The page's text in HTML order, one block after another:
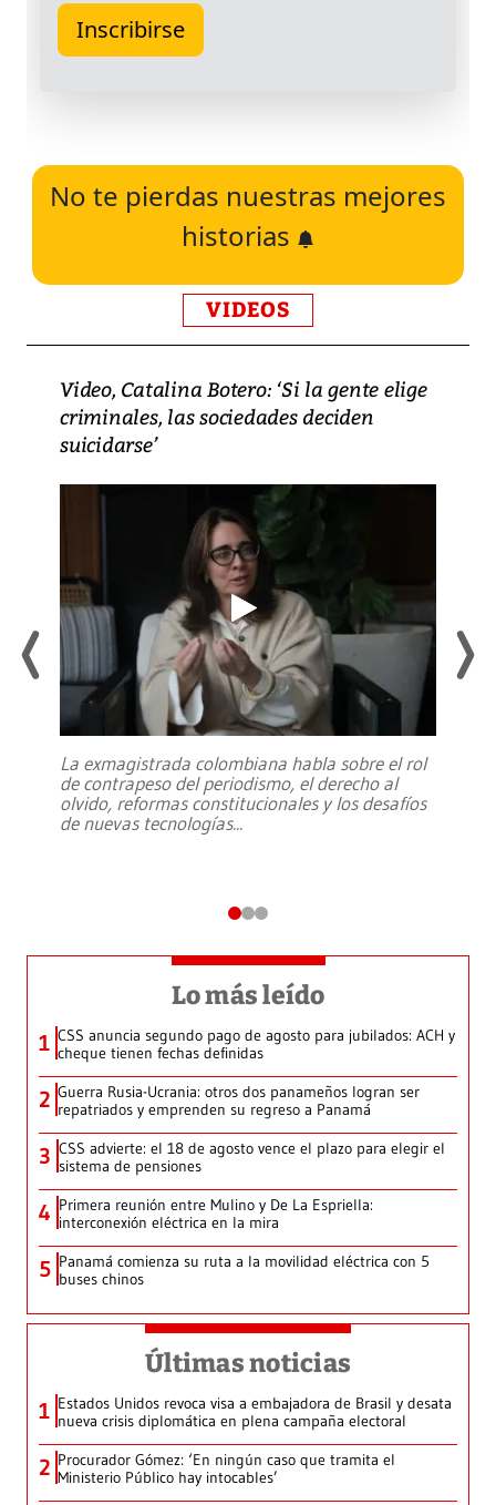
No te pierdas nuestras mejores
historias
VIDEOS
Video, Catalina Botero: ‘Si la gente elige
criminales, las sociedades deciden
suicidarse’
La exmagistrada colombiana habla sobre el rol
de contrapeso del periodismo, el derecho al
olvido, reformas constitucionales y los desafíos
de nuevas tecnologías...
Lo más leído
1 CSS anuncia segundo pago de agosto para jubilados: ACH y
cheque tienen fechas definidas
2 Guerra Rusia-Ucrania: otros dos panameños logran ser
repatriados y emprenden su regreso a Panamá
3 CSS advierte: el 18 de agosto vence el plazo para elegir el
sistema de pensiones
4 Primera reunión entre Mulino y De La Espriella:
interconexión eléctrica en la mira
5 Panamá comienza su ruta a la movilidad eléctrica con 5
buses chinos
Últimas noticias
1 Estados Unidos revoca visa a embajadora de Brasil y desata
nueva crisis diplomática en plena campaña electoral
2 Procurador Gómez: ‘En ningún caso que tramita el
Ministerio Público hay intocables’